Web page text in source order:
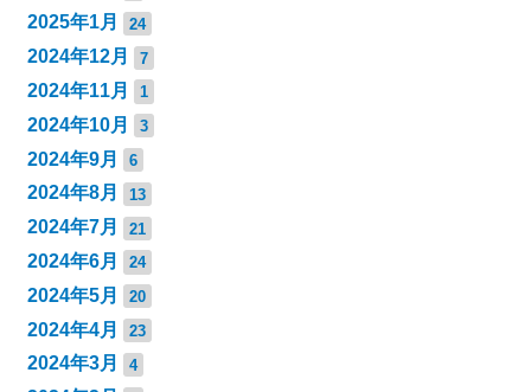
2025年1月 24
2024年12月 7
2024年11月 1
2024年10月 3
2024年9月 6
2024年8月 13
2024年7月 21
2024年6月 24
2024年5月 20
2024年4月 23
2024年3月 4